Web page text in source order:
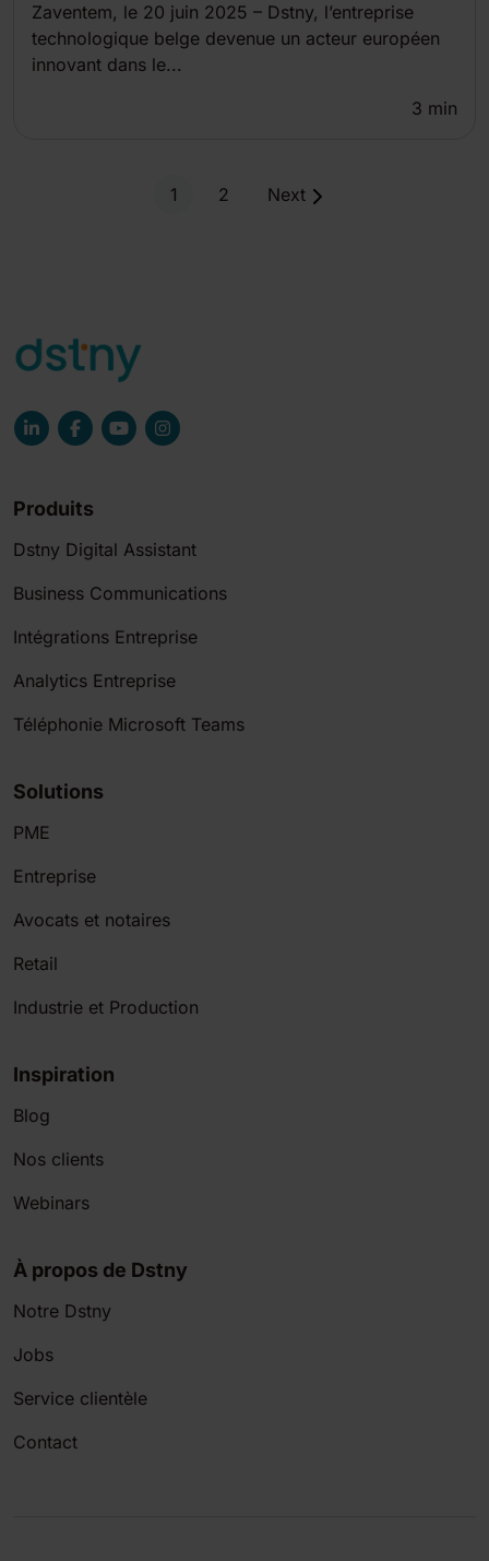
Zaventem, le 20 juin 2025 – Dstny, l’entreprise
technologique belge devenue un acteur européen
innovant dans le...
3 min
1 2 Next
Produits
Dstny Digital Assistant
Business Communications
Intégrations Entreprise
Analytics Entreprise
Téléphonie Microsoft Teams
Solutions
PME
Entreprise
Avocats et notaires
Retail
Industrie et Production
Inspiration
Blog
Nos clients
Webinars
À propos de Dstny
Notre Dstny
Jobs
Service clientèle
Contact